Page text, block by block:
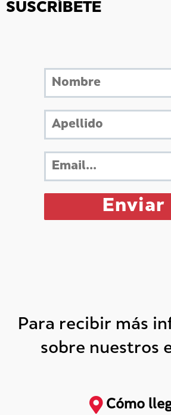
SUSCRÍBETE
Para recibir más
sobre nuestros
Cómo